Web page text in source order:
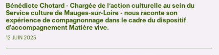
Bénédicte Chotard - Chargée de l’action culturelle au sein du
Service culture de Mauges-sur-Loire - nous raconte son
expérience de compagnonnage dans le cadre du dispositif
d'accompagnement Matière vive.
12 JUIN 2025